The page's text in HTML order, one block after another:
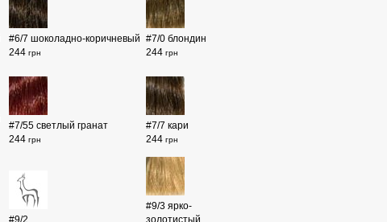
#6/7 шоколадно-коричневый
244 грн
#7/0 блондин
244 грн
#7/55 светлый гранат
244 грн
#7/7 кари
244 грн
#9/2
#9/3 ярко-
золотистый